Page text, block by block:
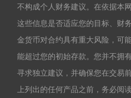
不构成个人财务建议。在依据本
这些信息是否适应您的目标、财
金货币对合约具有重大风险，可
能超过您的初始存款。您并不拥
寻求独立建议，并确保您在交易
上列出的任何产品之前，务必阅